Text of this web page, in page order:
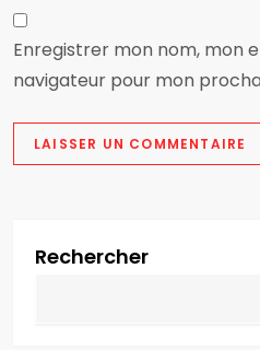
Enregistrer mon nom, mon
navigateur pour mon
Rechercher